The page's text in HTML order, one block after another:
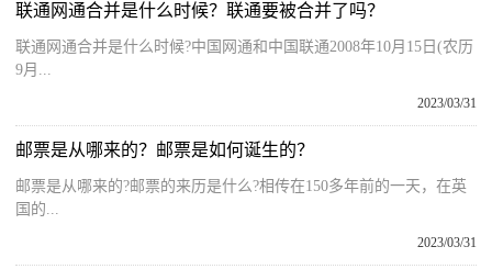
联通网通合并是什么时候？联通要被合并了吗？
联通网通合并是什么时候?中国网通和中国联通2008年10月15日(农历
9月...
2023/03/31
邮票是从哪来的？邮票是如何诞生的？
邮票是从哪来的?邮票的来历是什么?相传在150多年前的一天，在英
国的...
2023/03/31